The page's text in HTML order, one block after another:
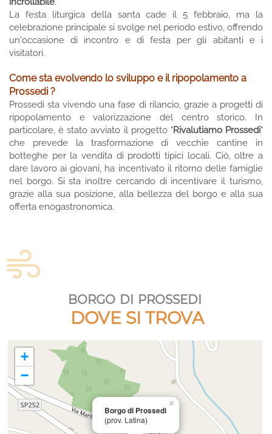
La festa liturgica della santa cade il 5 febbraio, ma la
celebrazione principale si svolge nel periodo estivo, offrendo
un'occasione di incontro e di festa per gli abitanti e i
visitatori.
Come sta evolvendo lo sviluppo e il ripopolamento a
Prossedi ?
Prossedi sta vivendo una fase di rilancio, grazie a progetti di
ripopolamento e valorizzazione del centro storico. In
particolare, è stato avviato il progetto "Rivalutiamo Prossedi"
che prevede la trasformazione di vecchie cantine in
botteghe per la vendita di prodotti tipici locali. Ciò, oltre a
dare lavoro ai giovani, ha incentivato il ritorno delle famiglie
nel borgo. Si sta inoltre cercando di incentivare il turismo,
grazie alla sua posizione, alla bellezza del borgo e alla sua
offerta enogastronomica.
borgo di prossedi
DOVE SI TROVA
Borgo di Prossedi
(prov. Latina)
×
+
−